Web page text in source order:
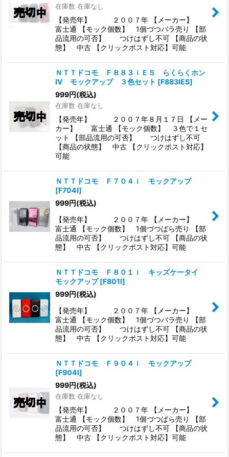
在庫数 在庫なし
【発売年】 ２００７年 【メーカー】
富士通 【モック個数】 1個づつバラ売り 【部
品流用の可否】 つけはずし不可 【商品の状
態】 中古 【クリックポスト対応】可能
ＮＴＴドコモ Ｆ８８３ｉＥＳ らくらくホン
IV モックアップ ３色セット [F883IES]
999円(税込)
在庫数 在庫なし
【発売年】 ２００７年８月１７日 【メー
カー】 富士通 【モック個数】 ３色で１セ
ット 【部品流用の可否】 つけはずし不可
【商品の状態】 中古 【クリックポスト対応】
可能
ＮＴＴドコモ Ｆ７０４ｉ モックアップ
[F704I]
999円(税込)
【発売年】 ２００７年 【メーカー】
富士通 【モック個数】 1個づつばら売り 【部
品流用の可否】 つけはずし不可 【商品の状
態】 中古 【クリックポスト対応】可能
ＮＴＴドコモ Ｆ８０１ｉ キッズケータイ
モックアップ [F801I]
999円(税込)
【発売年】 ２００７年 【メーカー】
富士通 【モック個数】 1個づつバラ売り 【部
品流用の可否】 つけはずし不可 【商品の状
態】 中古 【クリックポスト対応】可能
ＮＴＴドコモ Ｆ９０４ｉ モックアップ
[F904I]
999円(税込)
在庫数 在庫なし
【発売年】 ２００７年 【メーカー】
富士通 【モック個数】 1個づつばら売り 【部
品流用の可否】 つけはずし不可 【商品の状
態】 中古 【クリックポスト対応】可能